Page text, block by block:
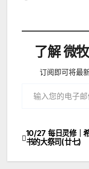
载…
了解 微
订阅即可将最
文
章
10/27 每日灵修｜
书的大祭司(廿七)